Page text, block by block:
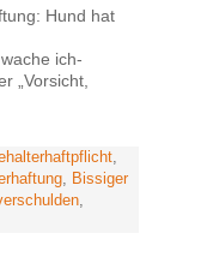
Hund hat
ich-
„Vorsicht,
,
, Bissiger
,